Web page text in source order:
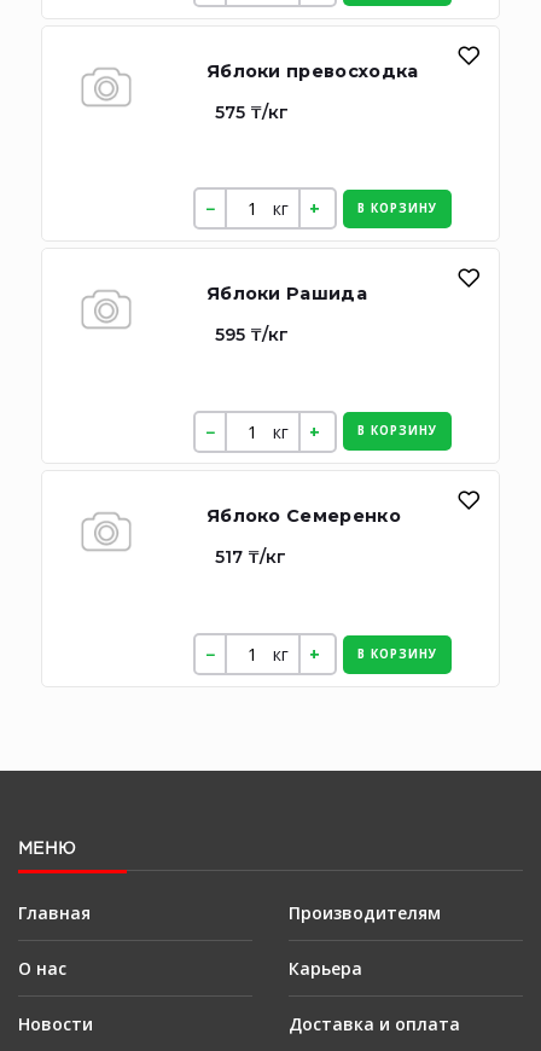
Яблоки превосходка
575 ₸/кг
кг В КОРЗИНУ
Яблоки Рашида
595 ₸/кг
кг В КОРЗИНУ
Яблоко Семеренко
517 ₸/кг
кг В КОРЗИНУ
МЕНЮ
Главная
О нас
Новости
Производителям
Карьера
Доставка и оплата